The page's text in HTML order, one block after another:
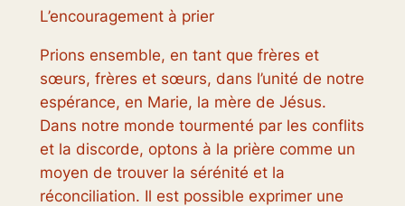
L’encouragement à prier
Prions ensemble, en tant que frères et
sœurs, frères et sœurs, dans l’unité de notre
espérance, en Marie, la mère de Jésus.
Dans notre monde tourmenté par les conflits
et la discorde, optons à la prière comme un
moyen de trouver la sérénité et la
réconciliation. Il est possible exprimer une